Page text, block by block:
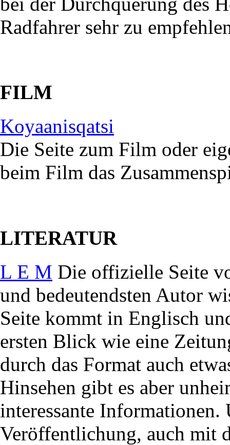
Radfahrer sehr zu
FILM
Koyaanisqatsi
Die Seite zum Film oder
beim Film das
LITERATUR
L E M Die offizielle Seite
und bedeutendsten Autor
Seite kommt in Englisch
ersten Blick wie eine
durch das Format auch
Hinsehen gibt es aber
interessante
Veröffentlichung, auch mit